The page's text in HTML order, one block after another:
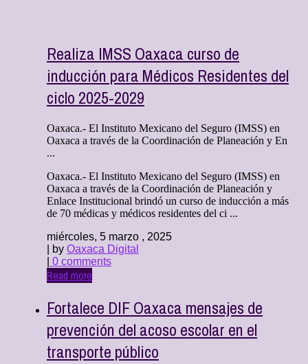
Realiza IMSS Oaxaca curso de
inducción para Médicos Residentes del
ciclo 2025-2029
Oaxaca.- El Instituto Mexicano del Seguro (IMSS) en
Oaxaca a través de la Coordinación de Planeación y En
...
Oaxaca.- El Instituto Mexicano del Seguro (IMSS) en
Oaxaca a través de la Coordinación de Planeación y
Enlace Institucional brindó un curso de inducción a más
de 70 médicas y médicos residentes del ci ...
miércoles, 5 marzo , 2025
| by Oaxaca Digital
0 comments
Read more
Fortalece DIF Oaxaca mensajes de
prevención del acoso escolar en el
transporte público